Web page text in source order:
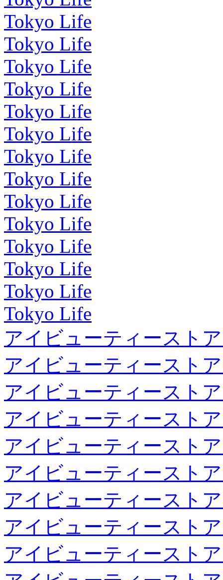
Tokyo Life
Tokyo Life
Tokyo Life
Tokyo Life
Tokyo Life
Tokyo Life
Tokyo Life
Tokyo Life
Tokyo Life
Tokyo Life
Tokyo Life
Tokyo Life
Tokyo Life
Tokyo Life
アイビューティースト
アイビューティースト
アイビューティースト
アイビューティースト
アイビューティースト
アイビューティースト
アイビューティースト
アイビューティースト
アイビューティースト